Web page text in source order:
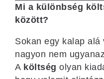
Mi a különbség
között?
Sokan egy kalap
nagyon nem
A költség olyan